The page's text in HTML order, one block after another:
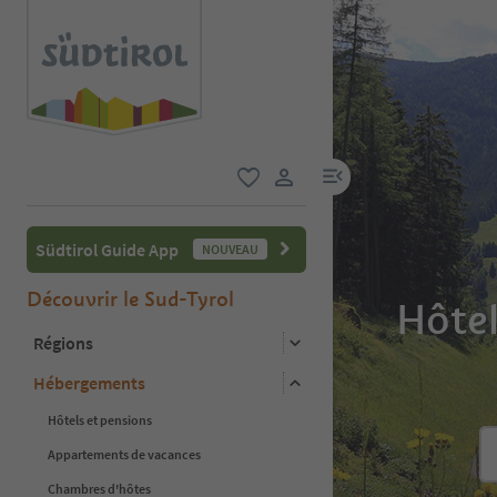
lien utilisateur
lien menu
Südtirol Guide App NOUVEAU
Découvrir le Sud-Tyrol
Régions
Hébergements
Hôtels et pensions
Appartements de vacances
Chambres d'hôtes